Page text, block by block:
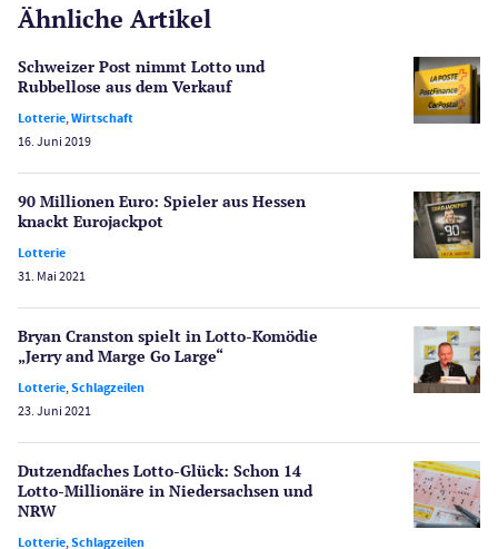
Gesetzgebung
Lotterie
Poker
Schlagzeilen
Spiele
Spielerschutz
Sport
Wetten
Wirtschaft
Merkur Casinos
Casino Testberichte
Bonus Ohne Einzahlung
Slot Freispiele
Ähnliche Artikel
Schweizer Post nimmt Lotto und
Rubbellose aus dem Verkauf
Lotterie,Wirtschaft
16. Juni 2019
90 Millionen Euro: Spieler aus Hessen
knackt Eurojackpot
Lotterie
31. Mai 2021
Bryan Cranston spielt in Lotto-Komödie
„Jerry and Marge Go Large“
Lotterie,Schlagzeilen
23. Juni 2021
Dutzendfaches Lotto-Glück: Schon 14
Lotto-Millionäre in Niedersachsen und
NRW
Lotterie,Schlagzeilen